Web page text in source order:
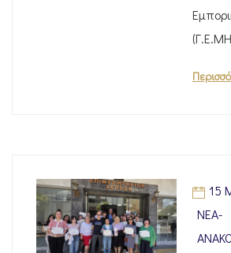
15
ΝΈΑ-